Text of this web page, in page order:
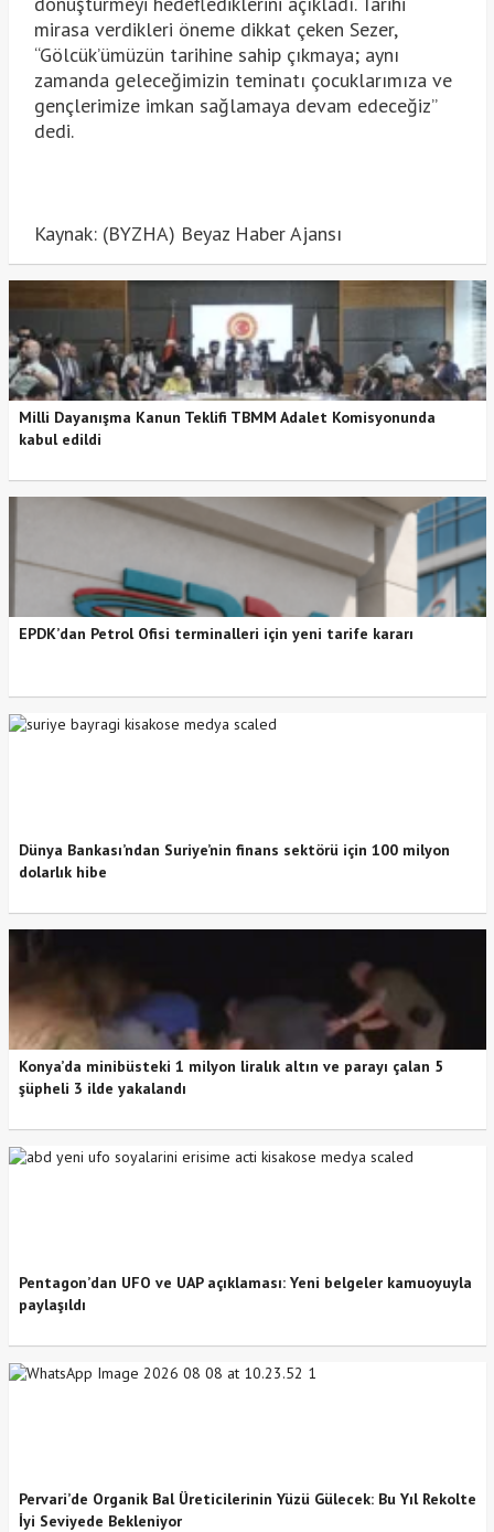
mirasa verdikleri öneme dikkat çeken Sezer,
“Gölcük’ümüzün tarihine sahip çıkmaya; aynı
zamanda geleceğimizin teminatı çocuklarımıza ve
gençlerimize imkan sağlamaya devam edeceğiz”
dedi.
Kaynak: (BYZHA) Beyaz Haber Ajansı
Milli Dayanışma Kanun Teklifi TBMM Adalet Komisyonunda
kabul edildi
EPDK’dan Petrol Ofisi terminalleri için yeni tarife kararı
Dünya Bankası’ndan Suriye’nin finans sektörü için 100 milyon
dolarlık hibe
Konya’da minibüsteki 1 milyon liralık altın ve parayı çalan 5
şüpheli 3 ilde yakalandı
Pentagon’dan UFO ve UAP açıklaması: Yeni belgeler kamuoyuyla
paylaşıldı
Pervari’de Organik Bal Üreticilerinin Yüzü Gülecek: Bu Yıl Rekolte
İyi Seviyede Bekleniyor